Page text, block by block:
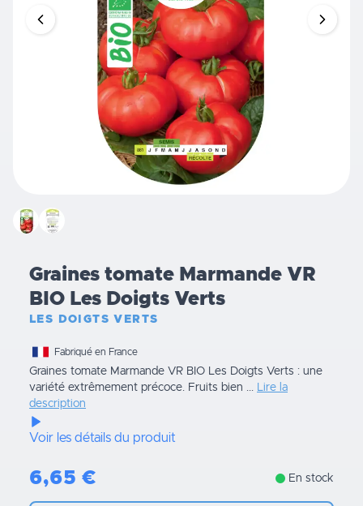
Graines tomate Marmande VR
BIO Les Doigts Verts
LES DOIGTS VERTS
Fabriqué en France
Graines tomate Marmande VR BIO Les Doigts Verts : une
variété extrêmement précoce. Fruits bien ... Lire la
description
Voir les détails du produit
6,65 € En stock